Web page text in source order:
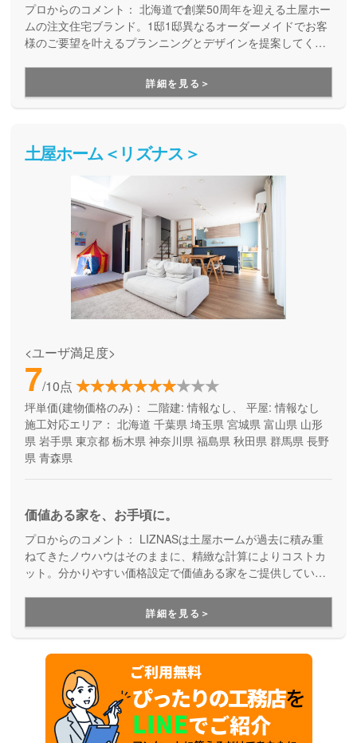
プロからのコメント： 北海道で創業50周年を迎える土屋ホー
ムの注文住宅ブランド。1邸1邸異なるオーダーメイドでお客
様のご要望を叶えるプランニングとデザインを提案してくれ
詳細を見る＞
土屋ホーム＜リズナス＞
<ユーザ満足度>
7/10点
坪単価(建物価格のみ)： 二階建: 情報なし、 平屋: 情報なし
施工対応エリア： 北海道 千葉県 埼玉県 宮城県 富山県 山形
県 岩手県 東京都 栃木県 神奈川県 福島県 秋田県 群馬県 長野
県 青森県
価値ある家を、お手頃に。
プロからのコメント： LIZNASは土屋ホームが過去に積み重
ねてきたノウハウはそのままに、精緻な計算によりコストカ
ット。分かりやすい価格設定で価値ある家をご提供していま
はぴったりの建築会社です。詳細を見る＞